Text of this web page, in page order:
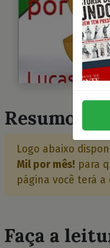
Resumo
Logo abaixo
Mil por mês! para
página você terá
Faça a